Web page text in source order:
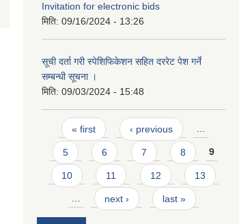
Invitation for electronic bids
मिति: 09/16/2024 - 13:26
सूची दर्ता गरी स्पेशिफिकेशन सहित दररेट पेश गर्ने
सम्बन्धी सूचना ।
मिति: 09/03/2024 - 15:48
Pages
« first ‹ previous …
5 6 7 8 9
10 11 12 13
… next › last »